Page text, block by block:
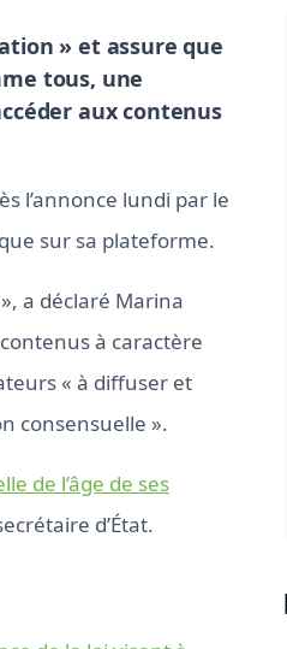
» et assure que
tous, une
aux contenus
l’annonce lundi par le
sur sa plateforme.
a déclaré Marina
à caractère
« à diffuser et
consensuelle ».
de l’âge de ses
d’État.